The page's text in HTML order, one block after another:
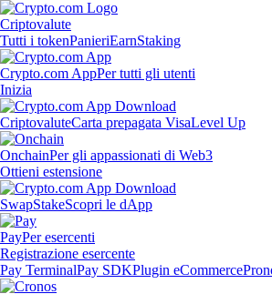
Criptovalute
Tutti i tokenPanieriEarnStaking
Crypto.com AppPer tutti gli utenti
Inizia
CriptovaluteCarta prepagata VisaLevel Up
OnchainPer gli appassionati di Web3
Ottieni estensione
SwapStakeScopri le dApp
PayPer esercenti
Registrazione esercente
Pay TerminalPay SDKPlugin eCommerce